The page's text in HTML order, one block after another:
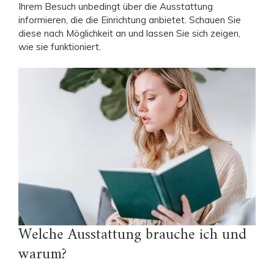
Ihrem Besuch unbedingt über die Ausstattung
informieren, die die Einrichtung anbietet. Schauen Sie
diese nach Möglichkeit an und lassen Sie sich zeigen,
wie sie funktioniert.
Welche Ausstattung brauche ich und
warum?